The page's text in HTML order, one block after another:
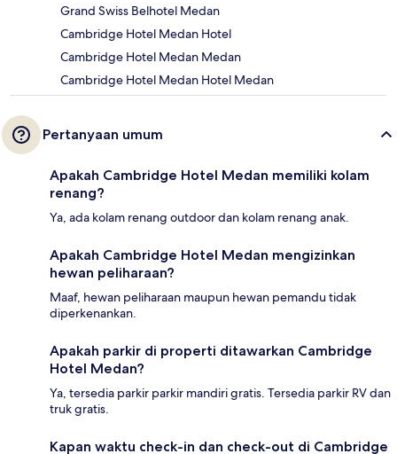
Grand Swiss Belhotel Medan
Cambridge Hotel Medan Hotel
Cambridge Hotel Medan Medan
Cambridge Hotel Medan Hotel Medan
Pertanyaan umum
Apakah Cambridge Hotel Medan memiliki kolam
renang?
Ya, ada kolam renang outdoor dan kolam renang anak.
Apakah Cambridge Hotel Medan mengizinkan
hewan peliharaan?
Maaf, hewan peliharaan maupun hewan pemandu tidak
diperkenankan.
Apakah parkir di properti ditawarkan Cambridge
Hotel Medan?
Ya, tersedia parkir parkir mandiri gratis. Tersedia parkir RV dan
truk gratis.
Kapan waktu check-in dan check-out di Cambridge